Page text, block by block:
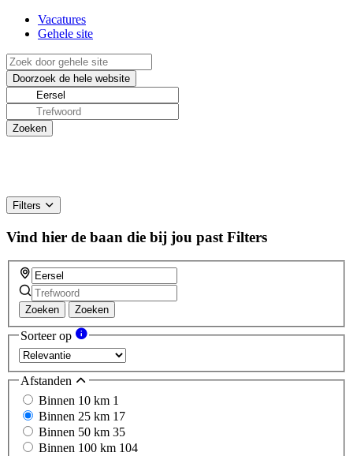
Vacatures
Gehele site
Filters
Vind hier de baan die bij jou past Filters
Zoeken Zoeken
Sorteer op
Afstanden
Binnen 10 km 1
Binnen 25 km 17
Binnen 50 km 35
Binnen 100 km 104